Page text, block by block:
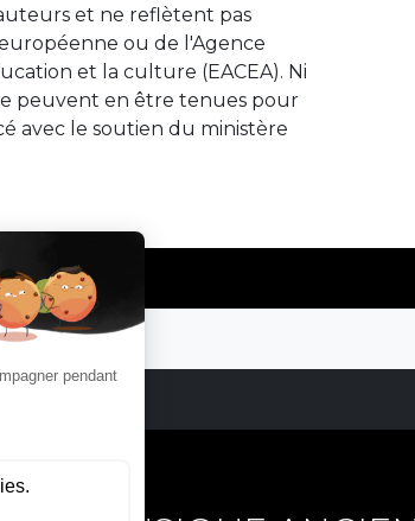
et ne reflètent pas
ou de l'Agence
et la culture (EACEA). Ni
peuvent en être tenues pour
avec le soutien du ministère